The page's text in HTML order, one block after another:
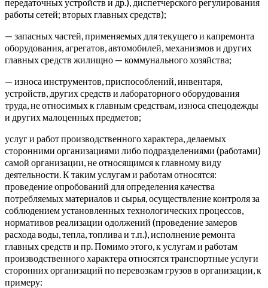
работы сетей; вторых главных средств);
— запасных частей, применяемых для текущего и капремонта
оборудования, агрегатов, автомобилей, механизмов и других
главных средств жилищно — коммунального хозяйства;
— износа инструментов, приспособлений, инвентаря,
устройств, других средств и лабораторного оборудования
труда, не относимых к главным средствам, износа спецодежды
и других малоценных предметов;
услуг и работ производственного характера, делаемых
сторонними организациями либо подразделениями (работами)
самой организации, не относящимся к главному виду
деятельности. К таким услугам и работам относятся:
проведение опробований для определения качества
потребляемых материалов и сырья, осуществление контроля за
соблюдением установленных технологических процессов,
нормативов реализации одолжений (проведение замеров
расхода воды, тепла, топлива и т.п.), исполнение ремонта
главных средств и пр. Помимо этого, к услугам и работам
производственного характера относятся транспортные услуги
сторонних организаций по перевозкам грузов в организации, к
примеру: